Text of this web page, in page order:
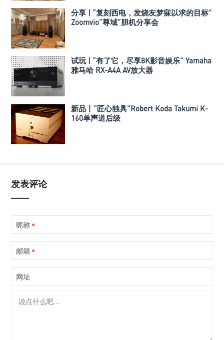
分享 | “复刻西电，发烧友梦寐以求的目标”
Zoomvio”尊域”胆机分享会
试玩 | “有了它，尽享8K影音娱乐” Yamaha
雅马哈 RX-A4A AV放大器
新品丨“匠心独具”Robert Koda Takumi K-
160单声道后级
发表评论
昵称 *
邮箱 *
网址